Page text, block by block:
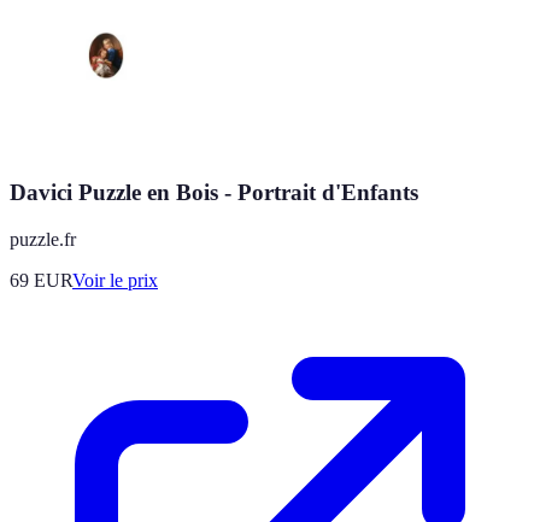
Davici Puzzle en Bois - Portrait d'Enfants
puzzle.fr
69 EURVoir le prix